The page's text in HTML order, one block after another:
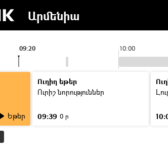
Արմենիա
10:00
09:20
Եթեր
Ուղիղ եթեր
Ուրիշ նորություններ
09:39 0 ր